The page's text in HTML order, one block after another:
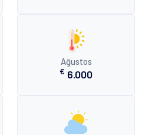
Ağustos
€ 6.000